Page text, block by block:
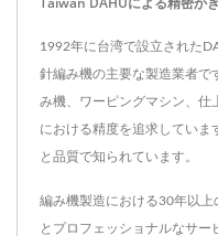
1992年に台湾で設立された
針編み機の主要な製造業者で
み機、ワーピングマシン、仕
における精度を追求していま
と品質で知られています。
編み機製造における30年以
とプロフェッショナルなサー